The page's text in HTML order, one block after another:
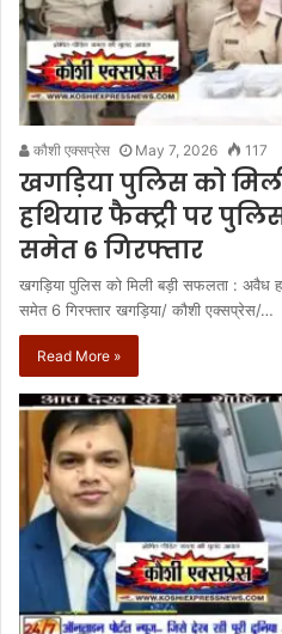
कौशी एक्सप्रेस May 7, 2026 117
खगड़िया पुलिस को
हथियार फैक्ट्री पर
समेत 6 गिरफ्तार
खगड़िया पुलिस को मिली बड़ी सफलता : अवैध
समेत 6 गिरफ्तार खगड़िया/ कौशी एक्सप्रेस/…
Read More »